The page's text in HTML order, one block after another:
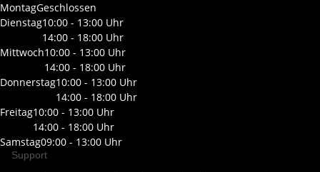
MontagGeschlossen
Dienstag10:00 - 13:00 Uhr
14:00 - 18:00 Uhr
Mittwoch10:00 - 13:00 Uhr
14:00 - 18:00 Uhr
Donnerstag10:00 - 13:00 Uhr
14:00 - 18:00 Uhr
Freitag10:00 - 13:00 Uhr
14:00 - 18:00 Uhr
Samstag09:00 - 13:00 Uhr
Support